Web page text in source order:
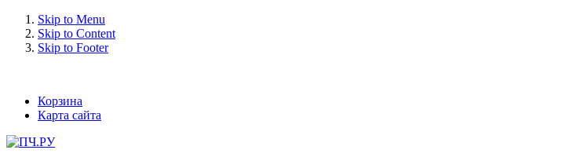
Skip to Menu
Skip to Content
Skip to Footer
Корзина
Карта сайта